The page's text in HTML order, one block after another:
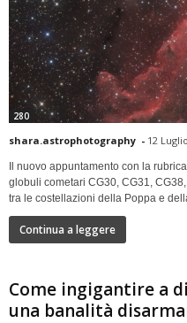
280
shara.astrophotography - 12
Il nuovo appuntamento con la
globuli cometari CG30, CG31,
tra le costellazioni della Poppa e
Continua a leggere
Come ingigantire a
una banalità